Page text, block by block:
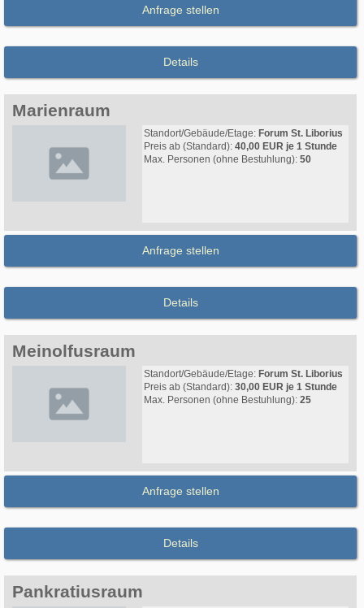
Anfrage stellen
Details
Marienraum
Standort/Gebäude/Etage: Forum St. Liborius
Preis ab (Standard): 40,00 EUR je 1 Stunde
Max. Personen (ohne Bestuhlung): 50
Anfrage stellen
Details
Meinolfusraum
Standort/Gebäude/Etage: Forum St. Liborius
Preis ab (Standard): 30,00 EUR je 1 Stunde
Max. Personen (ohne Bestuhlung): 25
Anfrage stellen
Details
Pankratiusraum